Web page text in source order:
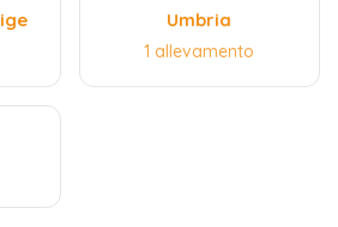
Umbria
1 allevamento